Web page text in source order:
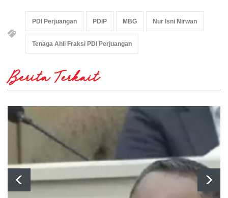
PDI Perjuangan PDIP MBG Nur Isni Nirwan
Tenaga Ahli Fraksi PDI Perjuangan
Berita Terkait